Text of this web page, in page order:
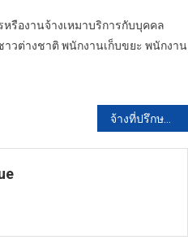
านจ้างเหมาบริการกับบุคคล
วต่างชาติ พนักงานเก็บขยะ พนักงาน